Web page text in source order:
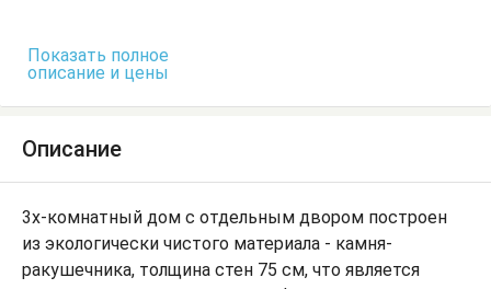
Терраса
Показать полное
описание и цены
Описание
3х-комнатный дом с отдельным двором построен
из экологически чистого материала - камня-
ракушечника, толщина стен 75 см, что является